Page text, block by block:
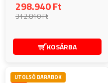
298.940 Ft
312.810 Ft
KOSÁRBA
UTOLSÓ DARABOK